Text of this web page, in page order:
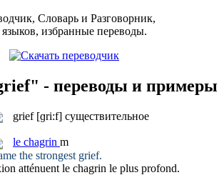
Словарь и Разговорник,
языков, избранные переводы.
- переводы и примеры
grief [ɡri:f] существительное
le chagrin m
the strongest grief.
atténuent le chagrin le plus profond.